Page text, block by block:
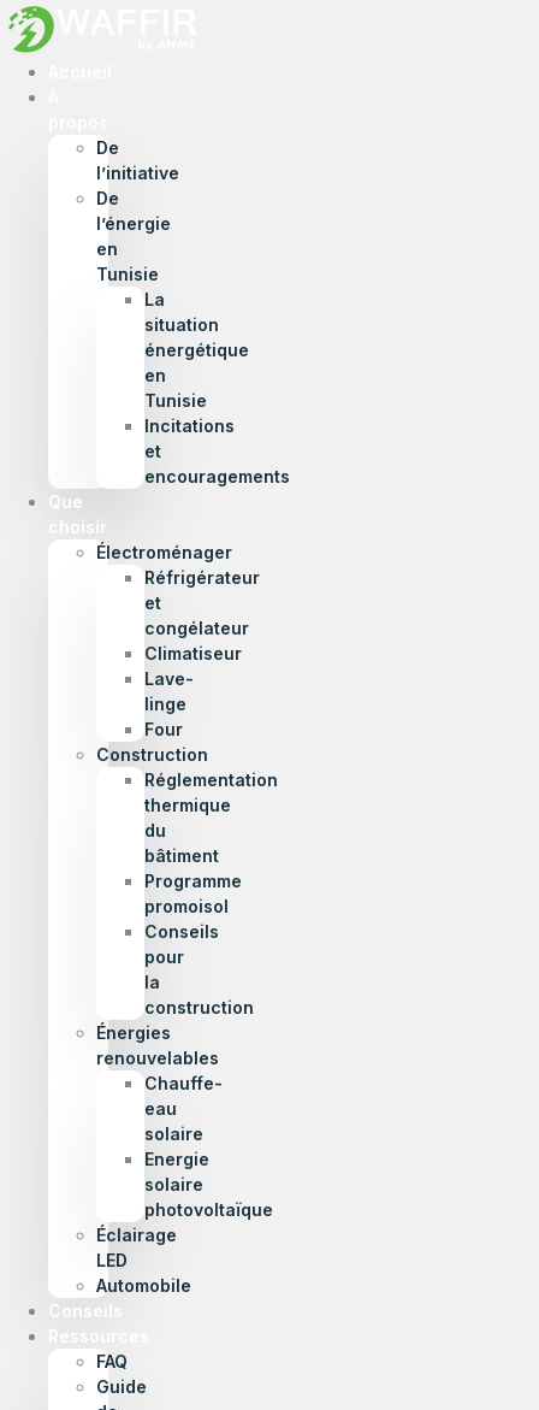
De
l’initiative
De
l’énergie
en
Tunisie
La
situation
énergétique
en
Tunisie
Incitations
et
encouragements
Que
choisir
Électroménager
Réfrigérateur
et
congélateur
Climatiseur
Lave-
linge
Four
Construction
Réglementation
thermique
du
bâtiment
Programme
promoisol
Conseils
pour
la
construction
Énergies
renouvelables
Chauffe-
eau
solaire
Energie
solaire
photovoltaïque
Éclairage
LED
Automobile
Conseils
FAQ
Guide